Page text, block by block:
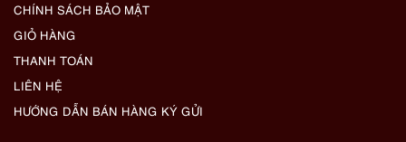
CHÍNH SÁCH BẢO MẬT
GIỎ HÀNG
THANH TOÁN
LIÊN HỆ
HƯỚNG DẪN BÁN HÀNG KÝ GỬI